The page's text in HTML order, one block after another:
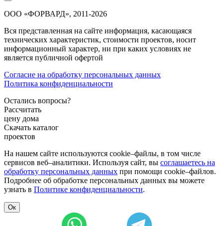
ООО «ФОРВАРД», 2011-2026
Вся представленная на сайте информация, касающаяся
технических характеристик, стоимости проектов, носит
информационный характер, ни при каких условиях не
является публичной офертой
Согласие на обработку персональных данных
Политика конфиденциальности
Остались вопросы?
Рассчитать
цену дома
Скачать каталог
проектов
На нашем сайте используются cookie–файлы, в том числе
сервисов веб–аналитики. Используя сайт, вы соглашаетесь на
обработку персональных данных при помощи cookie–файлов.
Подробнее об обработке персональных данных вы можете
узнать в Политике конфиденциальности.
Ок